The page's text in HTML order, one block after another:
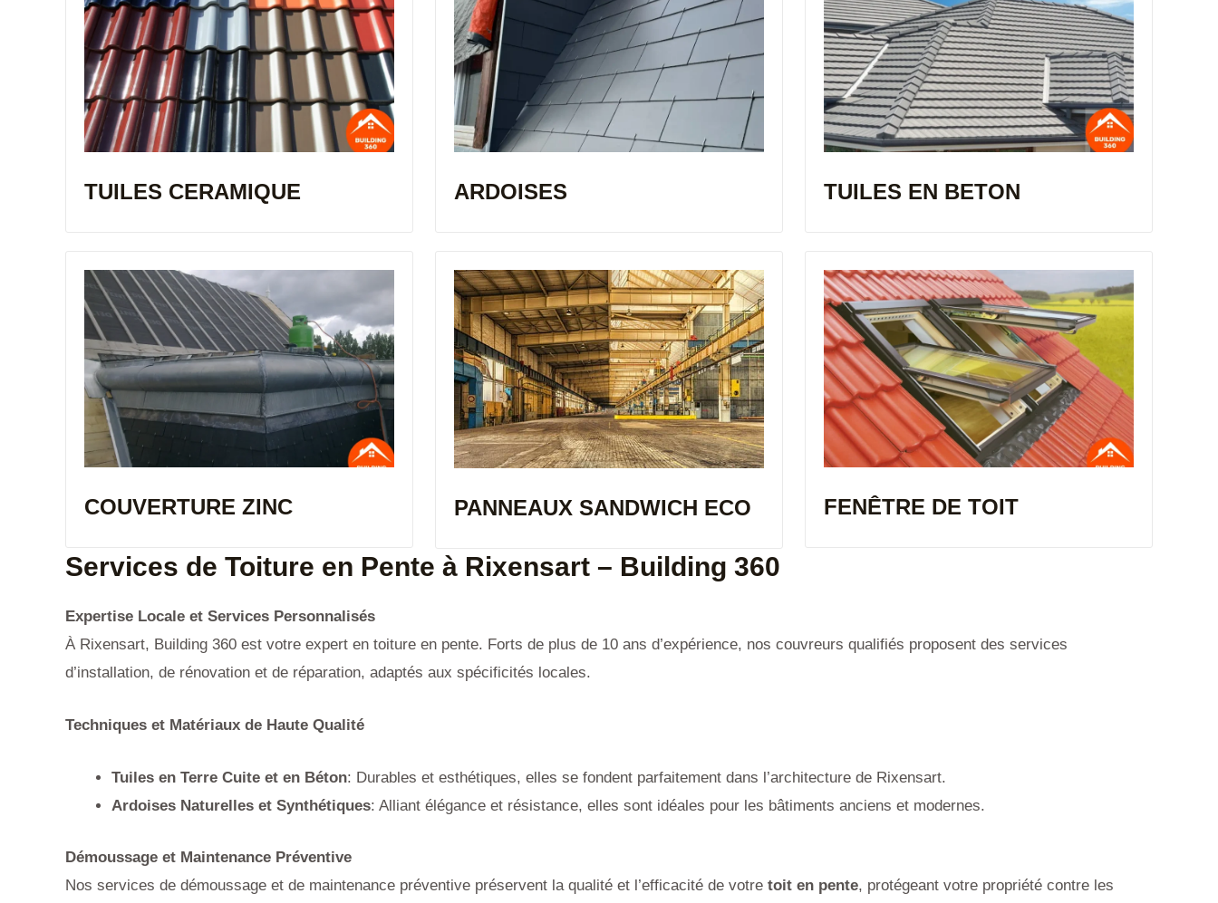
TUILES CERAMIQUE ARDOISES TUILES EN BETON
COUVERTURE ZINC PANNEAUX SANDWICH ECO FENÊTRE DE TOIT
Services de Toiture en Pente à Rixensart – Building 360
Expertise Locale et Services Personnalisés
À Rixensart, Building 360 est votre expert en toiture en pente. Forts de plus de 10 ans d’expérience, nos couvreurs qualifiés proposent des services
d’installation, de rénovation et de réparation, adaptés aux spécificités locales.
Techniques et Matériaux de Haute Qualité
Tuiles en Terre Cuite et en Béton: Durables et esthétiques, elles se fondent parfaitement dans l’architecture de Rixensart.
Ardoises Naturelles et Synthétiques: Alliant élégance et résistance, elles sont idéales pour les bâtiments anciens et modernes.
Démoussage et Maintenance Préventive
Nos services de démoussage et de maintenance préventive préservent la qualité et l’efficacité de votre toit en pente, protégeant votre propriété contre les